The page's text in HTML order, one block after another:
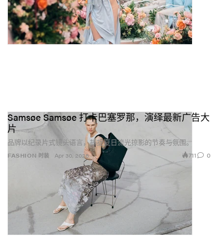
FASHION 时装
Samsøe Samsøe 打卡巴塞罗那，演绎最新广告大
片
品牌以纪录片式镜头语言，捕捉夏日流光掠影的节奏与氛围。
Apr 30, 2026 711 0